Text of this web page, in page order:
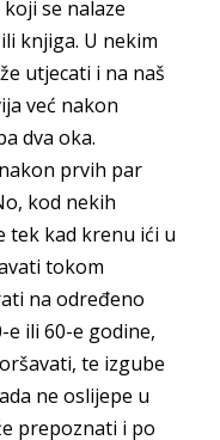
se nalaze
knjiga. U nekim
utjecati i na naš
već nakon
dva oka.
prvih par
kod nekih
tek kad krenu ići u
tokom
na određeno
e ili 60-e godine,
te izgube
ne oslijepe u
prepoznati i po